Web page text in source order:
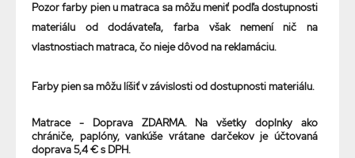
Pozor farby pien u matraca sa môžu meniť podľa dostupnosti
materiálu od dodávateľa, farba však nemení nič na
vlastnostiach matraca, čo nieje dôvod na reklamáciu.
Farby pien sa môžu líšiť v závislosti od dostupnosti materiálu.
Matrace - Doprava ZDARMA. Na všetky doplnky ako
chrániče, paplóny, vankúše vrátane darčekov je účtovaná
doprava 5,4 € s DPH.